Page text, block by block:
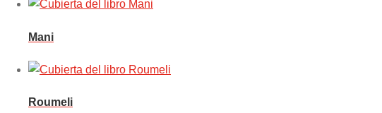
Mani
Roumeli